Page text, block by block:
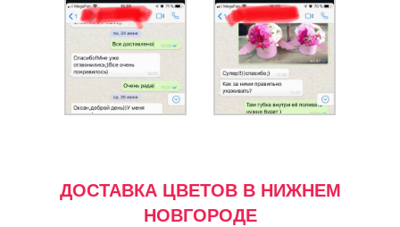
ДОСТАВКА ЦВЕТОВ В НИЖНЕМ
НОВГОРОДЕ